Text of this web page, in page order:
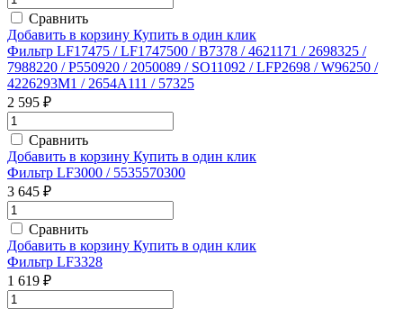
Сравнить
Добавить в корзину Купить в один клик
Фильтр LF17475 / LF1747500 / B7378 / 4621171 / 2698325 /
7988220 / P550920 / 2050089 / SO11092 / LFP2698 / W96250 /
4226293M1 / 2654A111 / 57325
2 595 ₽
Сравнить
Добавить в корзину Купить в один клик
Фильтр LF3000 / 5535570300
3 645 ₽
Сравнить
Добавить в корзину Купить в один клик
Фильтр LF3328
1 619 ₽